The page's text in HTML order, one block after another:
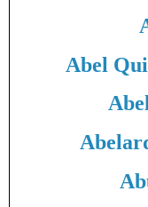
Abel